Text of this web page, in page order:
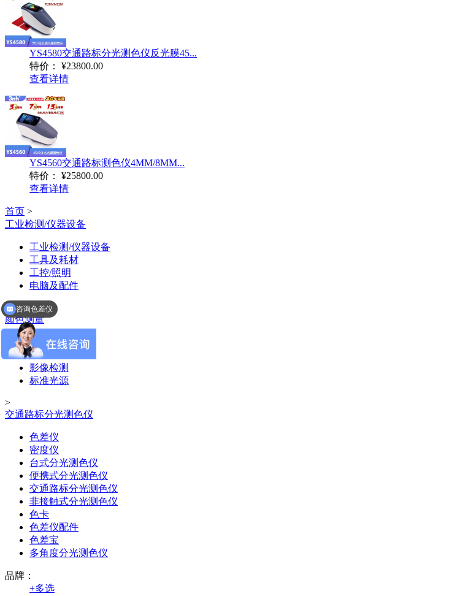
YS4580交通路标分光测色仪反光膜45...
特价：
¥23800.00
查看详情
YS4560交通路标测色仪4MM/8MM...
特价：
¥25800.00
查看详情
首页 >
工业检测/仪器设备
工业检测/仪器设备
工具及耗材
工控/照明
电脑及配件
>
颜色测量
颜色测量
外观测量
影像检测
标准光源
>
交通路标分光测色仪
色差仪
密度仪
台式分光测色仪
便携式分光测色仪
交通路标分光测色仪
非接触式分光测色仪
色卡
色差仪配件
色差宝
多角度分光测色仪
品牌：
+多选
咨询色差仪
咨询分光测色仪